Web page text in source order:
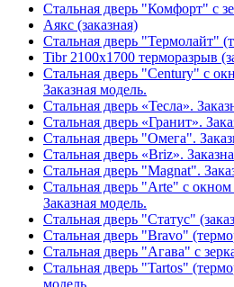
Стальная дверь "Комфорт" с
Аякс (заказная)
Стальная дверь "Термолайт"
Tibr 2100х1700 терморазрыв
Стальная дверь "Century" с
Заказная модель.
Стальная дверь «Тесла».
Стальная дверь «Гранит».
Стальная дверь "Омега".
Стальная дверь «Briz».
Стальная дверь "Magnat".
Стальная дверь "Arte" с
Заказная модель.
Стальная дверь "Статус"
Стальная дверь "Bravo"
Стальная дверь "Агава" с
Стальная дверь "Tartos"
модель.